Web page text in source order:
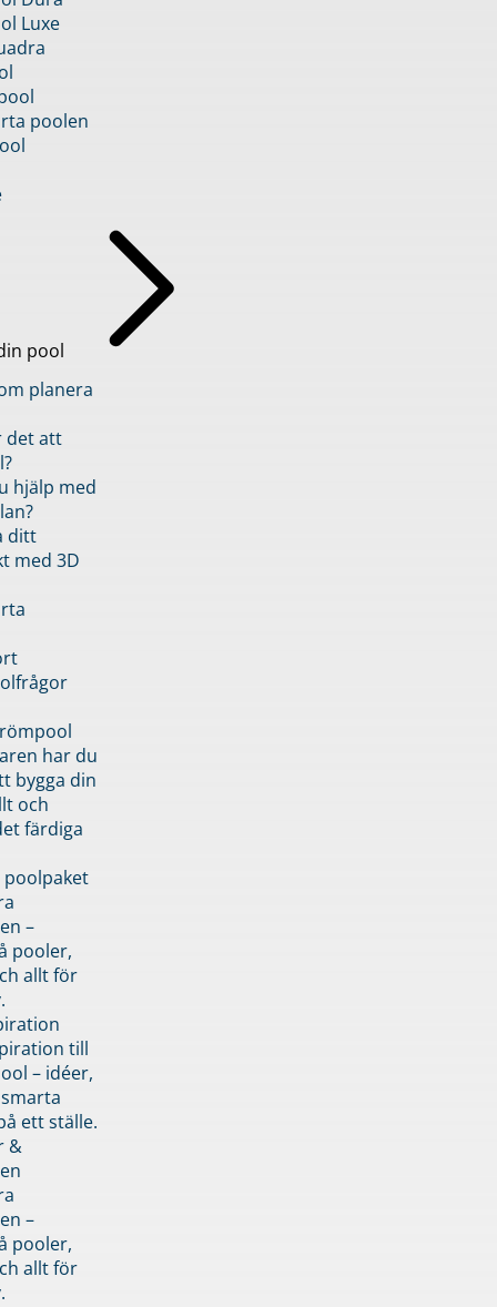
Luxe
poolen
pool
planera
det att
hjälp med
ditt
med 3D
har du
bygga din
och
färdiga
–
pooler,
allt för
till
– idéer,
ett ställe.
&
–
pooler,
allt för